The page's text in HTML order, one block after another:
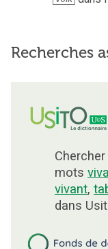
Recherches
mots
vivant,
dans